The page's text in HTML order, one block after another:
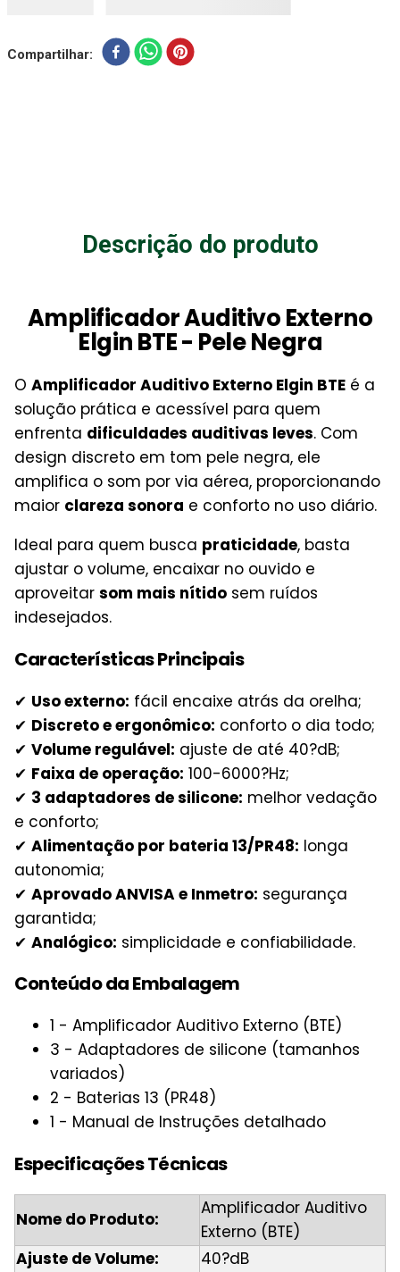
Compartilhar
Descrição do produto
Amplificador Auditivo Externo
Elgin BTE - Pele Negra
O Amplificador Auditivo Externo Elgin BTE é a
solução prática e acessível para quem
enfrenta dificuldades auditivas leves. Com
design discreto em tom pele negra, ele
amplifica o som por via aérea, proporcionando
maior clareza sonora e conforto no uso diário.
Ideal para quem busca praticidade, basta
ajustar o volume, encaixar no ouvido e
aproveitar som mais nítido sem ruídos
indesejados.
Características Principais
✔ Uso externo: fácil encaixe atrás da orelha;
✔ Discreto e ergonômico: conforto o dia todo;
✔ Volume regulável: ajuste de até 40?dB;
✔ Faixa de operação: 100-6000?Hz;
✔ 3 adaptadores de silicone: melhor vedação
e conforto;
✔ Alimentação por bateria 13/PR48: longa
autonomia;
✔ Aprovado ANVISA e Inmetro: segurança
garantida;
✔ Analógico: simplicidade e confiabilidade.
Conteúdo da Embalagem
1 - Amplificador Auditivo Externo (BTE)
3 - Adaptadores de silicone (tamanhos
variados)
2 - Baterias 13 (PR48)
1 - Manual de Instruções detalhado
Especificações Técnicas
Nome do Produto:
Amplificador Auditivo
Externo (BTE)
Ajuste de Volume:
40?dB